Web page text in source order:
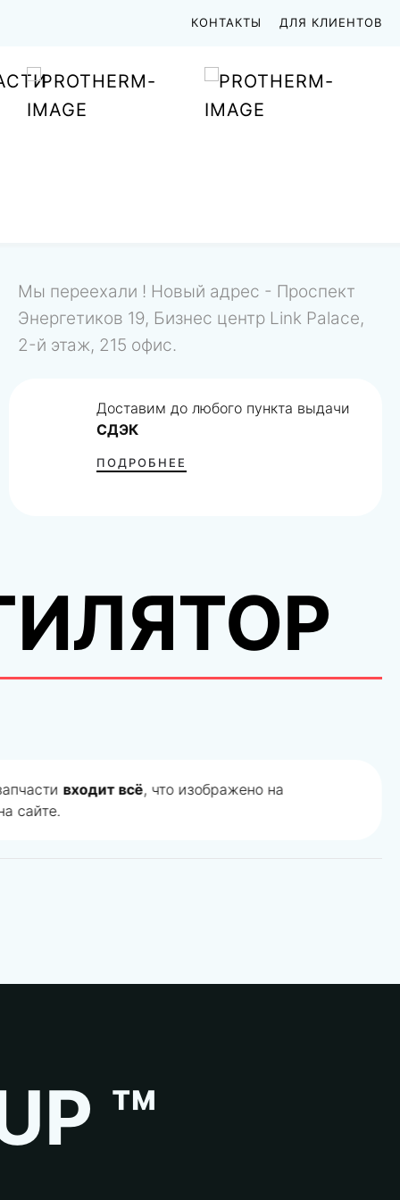
КОНТАКТЫ ДЛЯ КЛИЕНТОВ
Мы переехали ! Новый адрес - Проспект
Энергетиков 19, Бизнес центр Link Palace,
2-й этаж, 215 офис.
Доставим до любого пункта выдачи
СДЭК
ПОДРОБНЕЕ
входит всё, что изображено на
сайте.
™